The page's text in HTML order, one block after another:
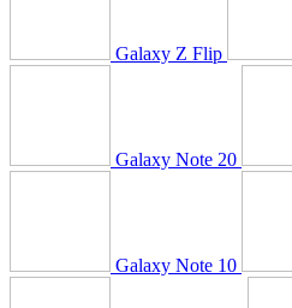
Galaxy Z Flip
Galaxy Note 20
Galaxy Note 10